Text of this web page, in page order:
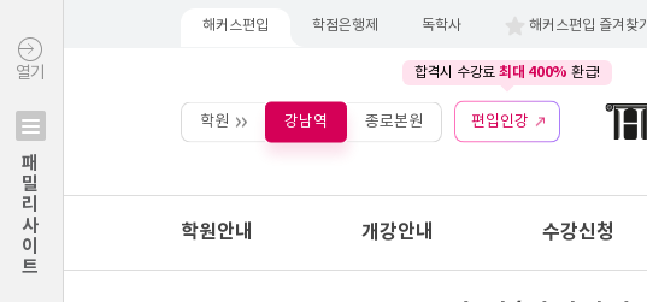
열기
패밀리사이트
해커스편입 학점은행제 독학사 해커스편입 즐겨찾기
합격시 수강료 최대 400% 환급!
학원 강남역 종로본원 편입인강
학원안내 개강안내 수강신청